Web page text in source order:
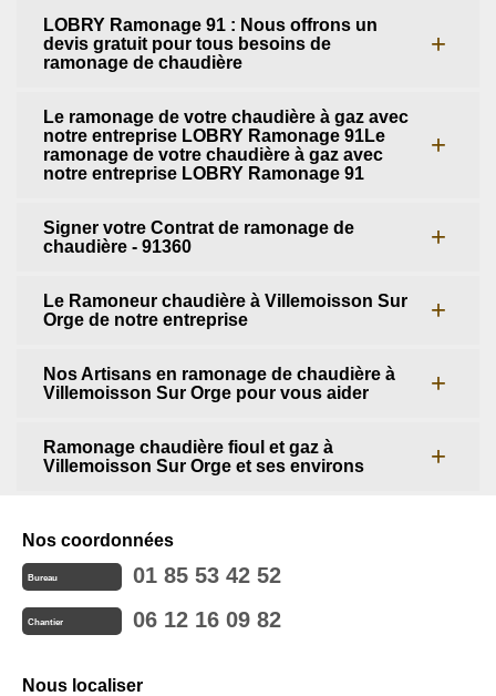
LOBRY Ramonage 91 : Nous offrons un
devis gratuit pour tous besoins de
ramonage de chaudière
Le ramonage de votre chaudière à gaz avec
notre entreprise LOBRY Ramonage 91Le
ramonage de votre chaudière à gaz avec
notre entreprise LOBRY Ramonage 91
Signer votre Contrat de ramonage de
chaudière - 91360
Le Ramoneur chaudière à Villemoisson Sur
Orge de notre entreprise
Nos Artisans en ramonage de chaudière à
Villemoisson Sur Orge pour vous aider
Ramonage chaudière fioul et gaz à
Villemoisson Sur Orge et ses environs
Nos coordonnées
Bureau 01 85 53 42 52
Chantier 06 12 16 09 82
Nous localiser